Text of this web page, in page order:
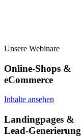
Unsere Webinare
Online-Shops &
eCommerce
Inhalte ansehen
Landingpages &
Lead-Generierung